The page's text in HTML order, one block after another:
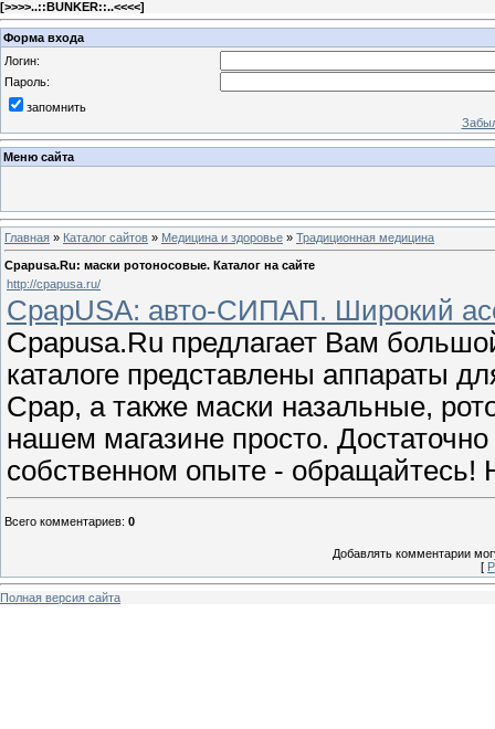
[>>>>..::BUNKER::..<<<<]
Форма входа
Логин:
Пароль:
запомнить
Меню сайта
Главная » Каталог сайтов » Медицина и здоровье » Традиционная медицина
Cpapusa.Ru: маски ротоносовые. Каталог на сайте
http://cpapusa.ru/
CpapUSA: авто-СИПАП. Широкий
Cpapusa.Ru предлагает Вам
каталоге представлены аппараты
Cpap, а также маски назальные,
нашем магазине просто.
собственном опыте -
Всего комментариев: 0
Добавлять комментарии
[
Полная версия сайта